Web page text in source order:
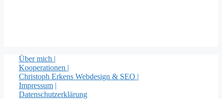
Über mich |
Kooperationen |
Christoph Erkens Webdesign & SEO |
Impressum |
Datenschutzerklärung